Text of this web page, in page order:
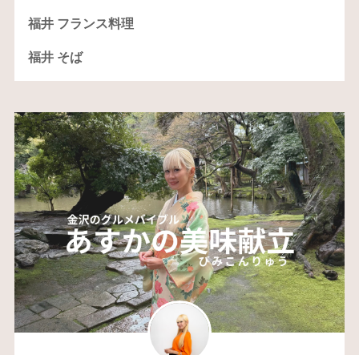
福井 フランス料理
福井 そば